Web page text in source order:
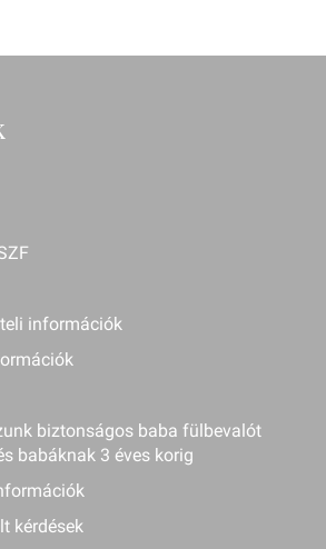
információk
biztonságos baba fülbevalót
babáknak 3 éves korig
kérdések